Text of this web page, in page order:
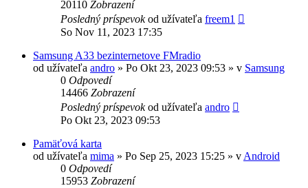
20110 Zobrazení
Posledný príspevokod užívateľa freem1
So Nov 11, 2023 17:35
Samsung A33 bezinternetove FMradio
od užívateľa andro » Po Okt 23, 2023 09:53 » v Samsung
0 Odpovedí
14466 Zobrazení
Posledný príspevokod užívateľa andro
Po Okt 23, 2023 09:53
Pamäťová karta
od užívateľa mima » Po Sep 25, 2023 15:25 » v Android
0 Odpovedí
15953 Zobrazení